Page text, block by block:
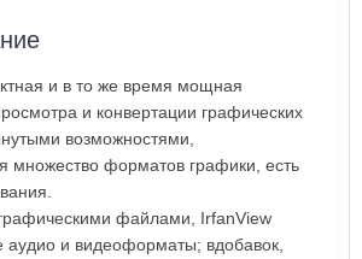
и в то же время мощная
и конвертации графических
возможностями,
множество форматов графики, есть
файлами, IrfanView
аудио и видеоформаты; вдобавок,